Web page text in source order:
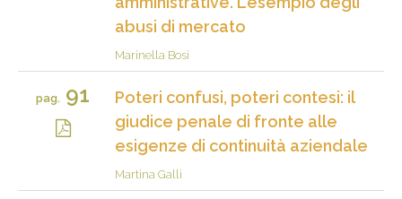
abusi di mercato
Marinella Bosi
pag. 91
Poteri confusi, poteri contesi: il
giudice penale di fronte alle
esigenze di continuità aziendale
Martina Galli